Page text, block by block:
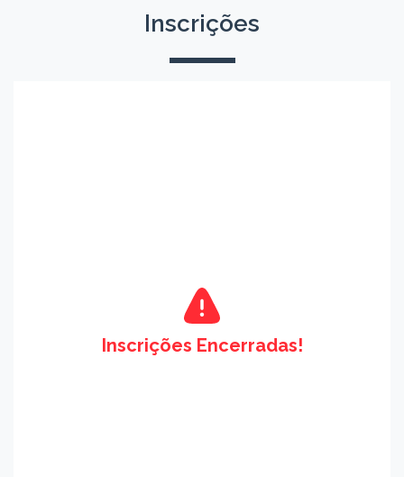
Inscrições
Inscrições Encerradas!